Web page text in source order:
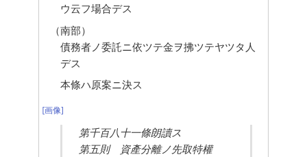
ウ云フ場合デス
（南部）
債務者ノ委託ニ依ツテ金ヲ拂ツテヤツタ人
デス
本條ハ原案ニ決ス
[画像]
第千百八十一條朗讀ス
第五則　資產分離ノ先取特權